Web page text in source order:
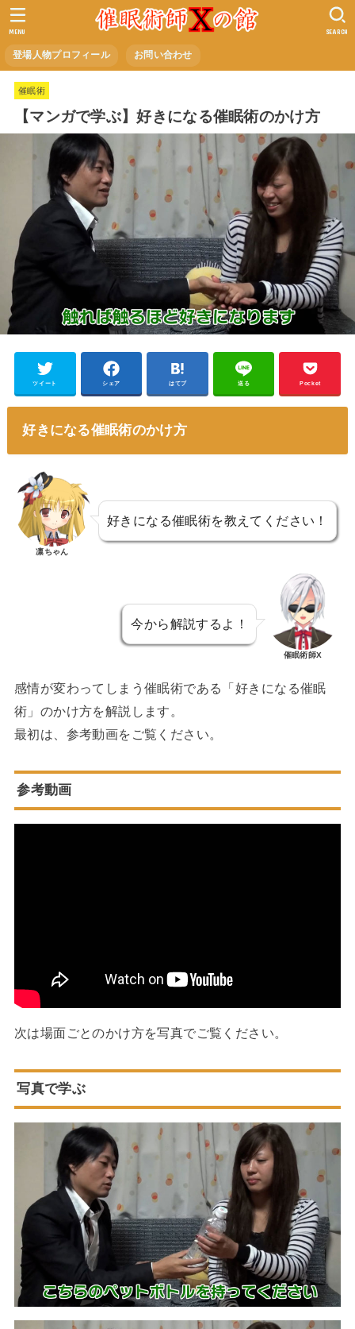
登場人物プロフィール お問い合わせ
SEARCH
MENU
催眠術
【マンガで学ぶ】好きになる催眠術のかけ方
ツイート シェア はてブ 送る Pocket
好きになる催眠術のかけ方
凛ちゃん
好きになる催眠術を教えてください！
今から解説するよ！
催眠術師X
感情が変わってしまう催眠術である「好きになる催眠
術」のかけ方を解説します。
最初は、参考動画をご覧ください。
参考動画
次は場面ごとのかけ方を写真でご覧ください。
写真で学ぶ